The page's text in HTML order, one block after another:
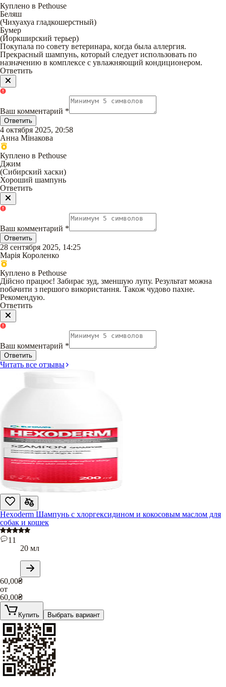
Куплено в Pethouse
Беляш
(Чихуахуа гладкошерстный)
Бумер
(Йоркширский терьер)
Покупала по совету ветеринара, когда была аллергия.
Прекрасный шампунь, который следует использовать по
назначению в комплексе с увлажняющий кондиционером.
Ответить
Ваш комментарий *
Ответить
4 октября 2025, 20:58
Анна Мінакова
Куплено в Pethouse
Джим
(Сибирский хаски)
Хороший шампунь
Ответить
Ваш комментарий *
Ответить
28 сентября 2025, 14:25
Марія Короленко
Куплено в Pethouse
Дійсно працює! Забирає зуд, зменшую лупу. Результат можна
побачити з першого використання. Також чудово пахне.
Рекомендую.
Ответить
Ваш комментарий *
Ответить
Читать все отзывы
Hexoderm Шампунь с хлоргексидином и кокосовым маслом для
собак и кошек
11
20 мл
60,00₴
от
60,00₴
Купить Выбрать вариант